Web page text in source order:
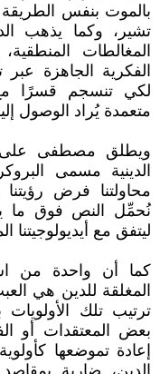
بالموت بنفس الطريقة
تشير، وكما يذهب
المغالطات
الفكرية الجاهزة
لكي تنسجم قسرًا
متعمدة يُراد الوصول
ويطلق مصطفى على
الدينية مسمى
محاولتنا فرض
نُحمِّل النص فوق ما
ليتفق مع أيديولوجيتنا
كما أن واحدة من
المغلقة للدين هي
ترتيب تلك
بعض المعتقدات أو
إعادة تموضعها